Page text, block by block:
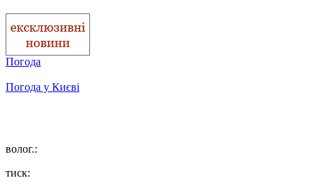
Погода
Погода у Києві
волог.:
тиск: